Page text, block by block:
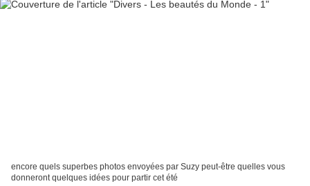
encore quels superbes photos envoyées par Suzy peut-être quelles vous
donneront quelques idées pour partir cet été